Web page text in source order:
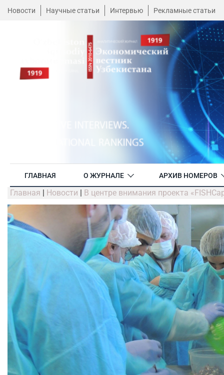
Новости Научные статьи Интервью Рекламные статьи
ГЛАВНАЯ О ЖУРНАЛЕ АРХИВ НОМЕРОВ
Главная | Новости | В центре внимания проекта